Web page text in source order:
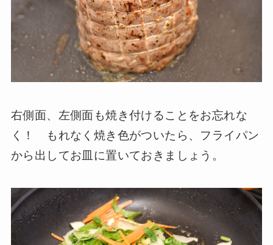
右側面、左側面も焼き付けることをお忘れな
く！ もれなく焼き色がついたら、フライパン
から出してお皿に置いておきましょう。